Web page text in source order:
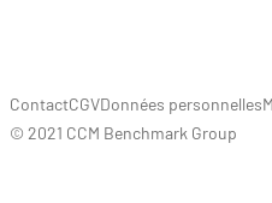
ContactCGVDonnées personnelles
© 2021 CCM Benchmark Group